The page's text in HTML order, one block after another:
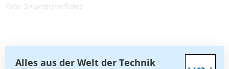
Foto: Smarterpix/fizkes
Alles aus der Welt der Technik